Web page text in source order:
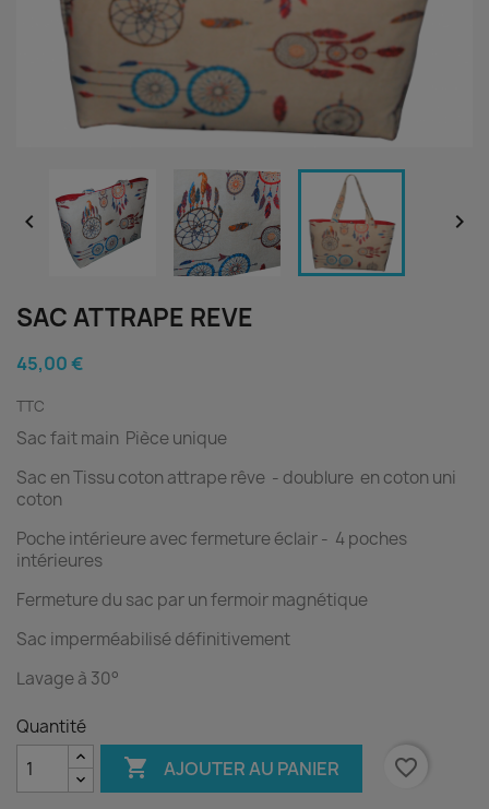
 
SAC ATTRAPE REVE
45,00 €
TTC
Sac fait main Pièce unique
Sac en Tissu coton attrape rêve - doublure en coton uni
coton
Poche intérieure avec fermeture éclair - 4 poches
intérieures
Fermeture du sac par un fermoir magnétique
Sac imperméabilisé définitivement
Lavage à 30°
Quantité
 AJOUTER AU PANIER favorite_border